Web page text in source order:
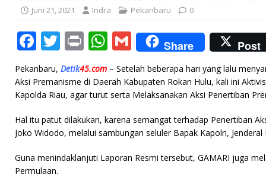
Juni 21, 2021 Indra Pekanbaru 0
F
a
c
e
b
o
o
k
T
w
it
te
r
P
ri
n
t
W
h
at
s
A
p
p
G
m
ai
l
Share Post
Pekanbaru, Detik45.com – Setelah beberapa hari yang lalu
Aksi Premanisme di Daerah Kabupaten Rokan Hulu, kali ini
Kapolda Riau, agar turut serta Melaksanakan Aksi Penertiban
Hal itu patut dilakukan, karena semangat terhadap Penertiban
Joko Widodo, melalui sambungan seluler Bapak Kapolri,
Guna menindaklanjuti Laporan Resmi tersebut, GAMARI juga
Permulaan.